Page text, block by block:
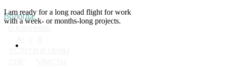
Вологда,
I am ready for a long road flight for work
with a week- or months-long projects.